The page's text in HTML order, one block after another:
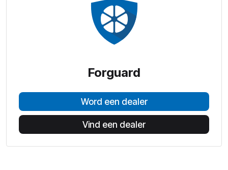
Forguard
Word een dealer
Vind een dealer